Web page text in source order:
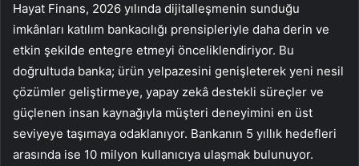
Hayat Finans, 2026 yılında dijitalleşmenin sunduğu
imkânları katılım bankacılığı prensipleriyle daha derin ve
etkin şekilde entegre etmeyi önceliklendiriyor. Bu
doğrultuda banka; ürün yelpazesini genişleterek yeni nesil
çözümler geliştirmeye, yapay zekâ destekli süreçler ve
güçlenen insan kaynağıyla müşteri deneyimini en üst
seviyeye taşımaya odaklanıyor. Bankanın 5 yıllık hedefleri
arasında ise 10 milyon kullanıcıya ulaşmak bulunuyor.